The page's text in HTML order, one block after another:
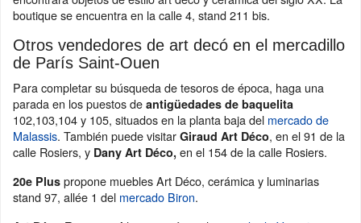
boutique se encuentra en la calle 4, stand 211 bis.
Otros vendedores de art decó en el mercadillo
de París Saint-Ouen
Para completar su búsqueda de tesoros de época, haga una
parada en los puestos de antigüedades de baquelita
102,103,104 y 105, situados en la planta baja del mercado de
Malassis. También puede visitar Giraud Art Déco, en el 91 de la
calle Rosiers, y Dany Art Déco, en el 154 de la calle Rosiers.
20e Plus propone muebles Art Déco, cerámica y luminarias
stand 97, allée 1 del mercado Biron.